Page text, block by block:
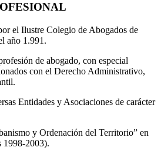
el Ilustre Colegio de Abogados de
año 1.991.
de abogado, con especial
con el Derecho Administrativo,
Entidades y Asociaciones de carácter
y Ordenación del Territorio” en
2003).